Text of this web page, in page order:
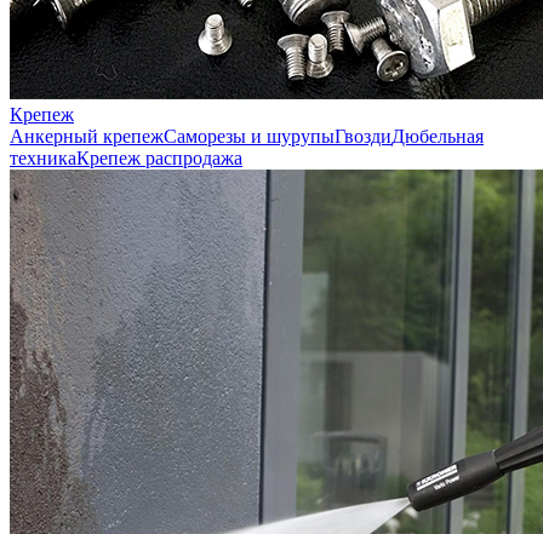
Крепеж
Анкерный крепежСаморезы и шурупыГвоздиДюбельная
техникаКрепеж распродажа